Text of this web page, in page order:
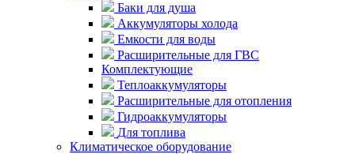
Баки для душа
Аккумуляторы холода
Емкости для воды
Расширительные для ГВС
Комплектующие
Теплоаккумуляторы
Расширительные для отопления
Гидроаккумуляторы
Для топлива
Климатическое оборудование